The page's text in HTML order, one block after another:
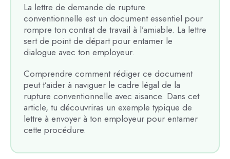
La lettre de demande de rupture
conventionnelle est un document essentiel pour
rompre ton contrat de travail à l’amiable. La lettre
sert de point de départ pour entamer le
dialogue avec ton employeur.
Comprendre comment rédiger ce document
peut t’aider à naviguer le cadre légal de la
rupture conventionnelle avec aisance. Dans cet
article, tu découvriras un exemple typique de
lettre à envoyer à ton employeur pour entamer
cette procédure.